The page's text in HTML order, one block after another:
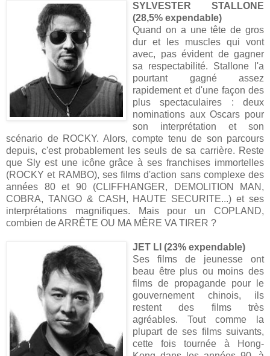
SYLVESTER STALLONE
(28,5% expendable)
Quand on a une tête de gros
dur et les muscles qui vont
avec, pas évident de gagner
sa respectabilité. Stallone l'a
pourtant gagné assez
rapidement et d'une façon des
plus spectaculaires : deux
nominations aux Oscars pour
son interprétation et son
scénario de ROCKY. Alors, compte tenu de son parcours
depuis, c'est probablement les seuls de sa carrière. Reste
que Sly est une icône grâce à ses franchises immortelles
(ROCKY et RAMBO), ses films d'action sans complexe des
années 80 et 90 (CLIFFHANGER, DEMOLITION MAN,
COBRA, TANGO & CASH, HAUTE SECURITE...) et ses
interprétations magnifiques. Mais pour un COPLAND,
combien de ARRÊTE OU MA MÈRE VA TIRER ?
JET LI (23% expendable)
Ses films de jeunesse ont
beau être plus ou moins des
films de propagande pour le
gouvernement chinois, ils
restent des films très
agréables. Tout comme la
plupart de ses films suivants,
cette fois tournée à Hong-